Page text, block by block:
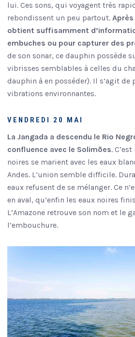
lui. Ces sons, qui voyagent très
rebondissent un peu partout. Après
obtient suffisamment
embuches ou pour capturer des
de son sonar, ce dauphin possède
vibrisses semblables à celles du
dauphin à en posséder). Il s’agit de
vibrations environnantes.
VENDREDI 20 MAI
La Jangada a descendu le Rio
confluence avec le Solimões.
noires se marient avec les eaux
Andes. L’union semble difficile.
eaux refusent de se mélanger. Ce
en aval, qu’enfin les eaux noires
L’Amazone retrouve son nom et le
l’embouchure.